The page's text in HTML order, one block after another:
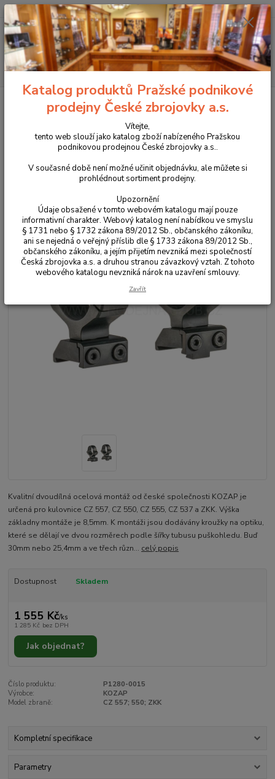
Menu
Hledat
+420 225 375 800
Montáže, weaver lišty
Dvojdílná ocelová montáž pro CZ
Dvojdílná ocelová montáž pro CZ
557/550
Kvalitní dvoudílná ocelová montáž od české společnosti KOZAP je
určená pro kulovnice CZ 557, CZ 550, CZ 555, CZ 537 a ZKK. Výška
základny montáže je 8,5mm. K montáži jsou dodávány kroužky na optiku,
které se dělají ve dvou rozměrech podle šířky tubusu puškohledu. Buď
30mm nebo 25,4mm a ve třech různ... celý popis
Dostupnost Skladem
1 555 Kč/ks
1 285 Kč bez DPH
Jak objednat?
Číslo produktu:
P1280-0015
Výrobce:
KOZAP
Model zbraně:
CZ 557; 550; ZKK
Kompletní specifikace
Parametry
Katalog produktů Pražské podnikové
prodejny České zbrojovky a.s.
Vítejte,
tento web slouží jako katalog zboží nabízeného Pražskou
podnikovou prodejnou České zbrojovky a.s..
V současné době není možné učinit objednávku, ale můžete si
prohlédnout sortiment prodejny.
Upozornění
Údaje obsažené v tomto webovém katalogu mají pouze
informativní charakter. Webový katalog není nabídkou ve smyslu
§ 1731 nebo § 1732 zákona 89/2012 Sb., občanského zákoníku,
ani se nejedná o veřejný příslib dle § 1733 zákona 89/2012 Sb.,
občanského zákoníku, a jejím přijetím nevzniká mezi společností
Česká zbrojovka a.s. a druhou stranou závazkový vztah. Z tohoto
webového katalogu nevzniká nárok na uzavření smlouvy.
Zavřít